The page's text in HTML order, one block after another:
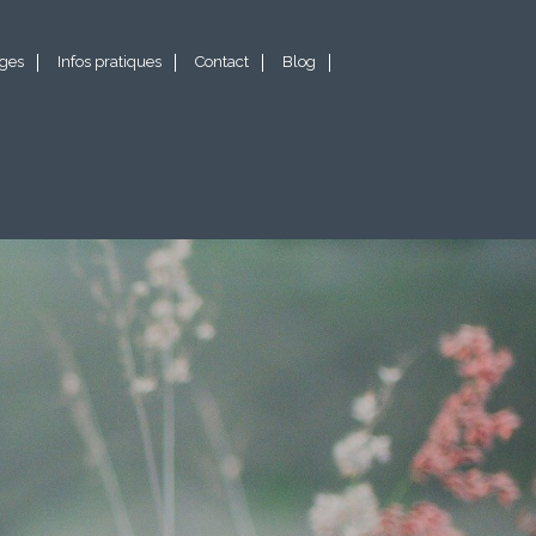
Infos pratiques Contact Blog